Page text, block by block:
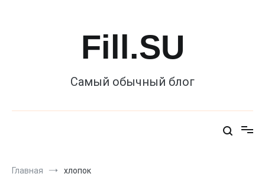
Fill.SU
Самый обычный блог
Главная хлопок